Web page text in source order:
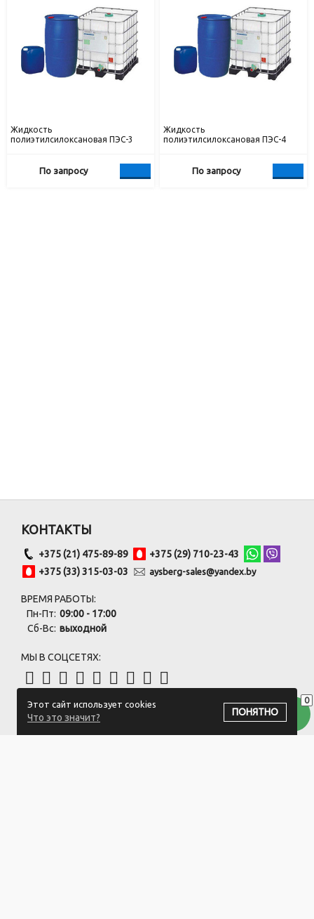
Жидкость
полиэтилсилоксановая ПЭС-3
По запросу
Жидкость
полиэтилсилоксановая ПЭС-4
По запросу
0
Этот сайт использует cookies
Что это значит?
ПОНЯТНО
КОНТАКТЫ
+375 (21) 475-89-89
+375 (29) 710-23-43
+375 (33) 315-03-03
aysberg-sales@yandex.by
ВРЕМЯ РАБОТЫ:
Пн-Пт: 09:00 - 17:00
Сб-Вс: выходной
МЫ В СОЦСЕТЯХ:
ПОДПИСАТЬСЯ НА РАССЫЛКУ